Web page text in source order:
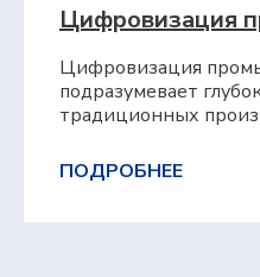
Цифровизация
Цифровизация
подразумевает
традиционных
ПОДРОБНЕЕ